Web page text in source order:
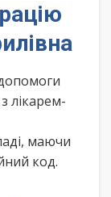
лікарем-
маючи
код.